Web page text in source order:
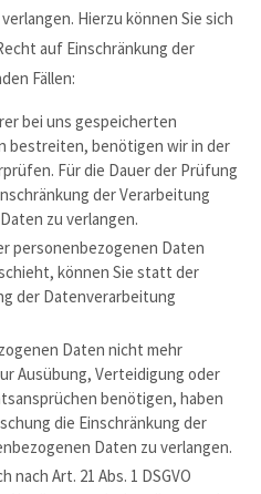
Hierzu können Sie sich
auf Einschränkung der
Fällen:
bei uns gespeicherten
bestreiten, benötigen wir in der
Für die Dauer der Prüfung
der Verarbeitung
zu verlangen.
personenbezogenen Daten
können Sie statt der
der Datenverarbeitung
Daten nicht mehr
Ausübung, Verteidigung oder
benötigen, haben
die Einschränkung der
Daten zu verlangen.
nach Art. 21 Abs. 1 DSGVO